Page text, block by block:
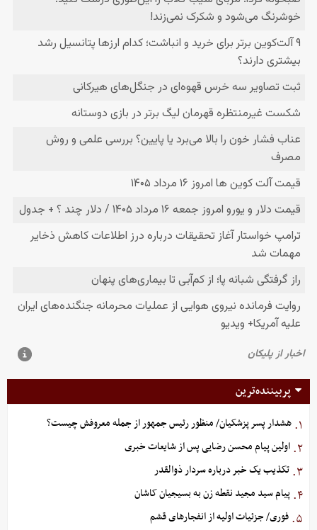
پربیننده‌ترین
۱. هشدار پسر پزشکیان/ منظور رئیس جمهور از جمله معروفش چیست؟
۲. اولین پیام محسن رضایی پس از شایعات خبری
۳. تکذیب یک خبر درباره سردار ذوالقدر
۴. پیام سید مجید نقطه زن به بسیجیان کاشان
۵. فوری/ جزئیات اولیه از انفجارهای قشم